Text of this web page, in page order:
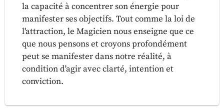
la capacité à concentrer son énergie pour
manifester ses objectifs. Tout comme la loi de
l'attraction, le Magicien nous enseigne que ce
que nous pensons et croyons profondément
peut se manifester dans notre réalité, à
condition d'agir avec clarté, intention et
conviction.